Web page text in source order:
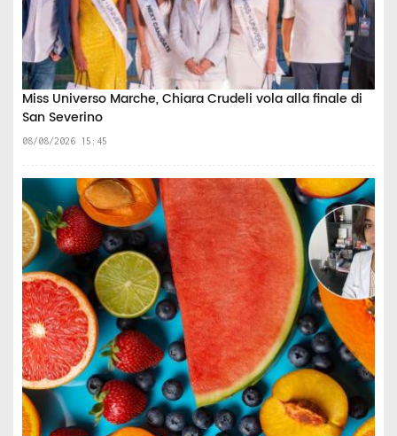
Miss Universo Marche, Chiara Crudeli vola alla finale di
San Severino
08/08/2026 15:45